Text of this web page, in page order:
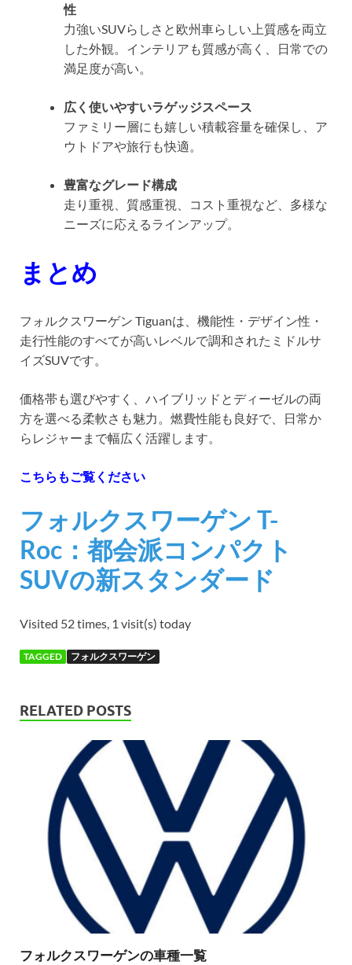
性
力強いSUVらしさと欧州車らしい上質感を両立
した外観。インテリアも質感が高く、日常での
満足度が高い。
広く使いやすいラゲッジスペース
ファミリー層にも嬉しい積載容量を確保し、ア
ウトドアや旅行も快適。
豊富なグレード構成
走り重視、質感重視、コスト重視など、多様な
ニーズに応えるラインアップ。
まとめ
フォルクスワーゲン Tiguanは、機能性・デザイン性・
走行性能のすべてが高いレベルで調和されたミドルサ
イズSUVです。
価格帯も選びやすく、ハイブリッドとディーゼルの両
方を選べる柔軟さも魅力。燃費性能も良好で、日常か
らレジャーまで幅広く活躍します。
こちらもご覧ください
フォルクスワーゲン T-
Roc：都会派コンパクト
SUVの新スタンダード
Visited 52 times, 1 visit(s) today
TAGGED フォルクスワーゲン
RELATED POSTS
フォルクスワーゲンの車種一覧